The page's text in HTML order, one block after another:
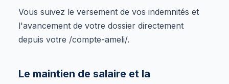
Vous suivez le versement de vos indemnités et
l'avancement de votre dossier directement
depuis votre /compte-ameli/.
Le maintien de salaire et la